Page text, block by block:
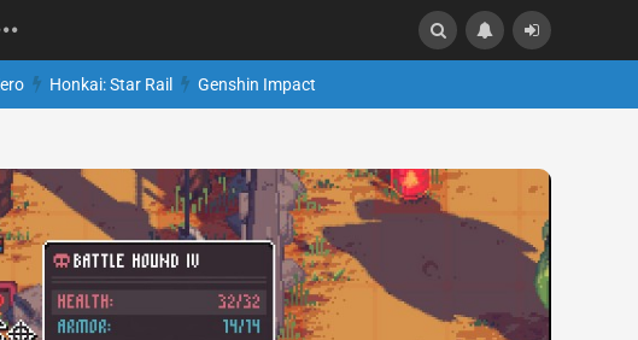
Honkai: Star Rail Genshin Impact